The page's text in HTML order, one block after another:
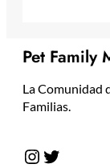
Pet Family
La Comunidad
Familias.
Instagram Twitter